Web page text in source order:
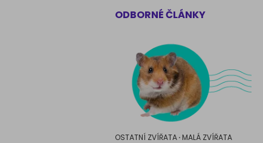
ODBORNÉ ČLÁNKY
OSTATNÍ ZVÍŘATA MALÁ ZVÍŘATA